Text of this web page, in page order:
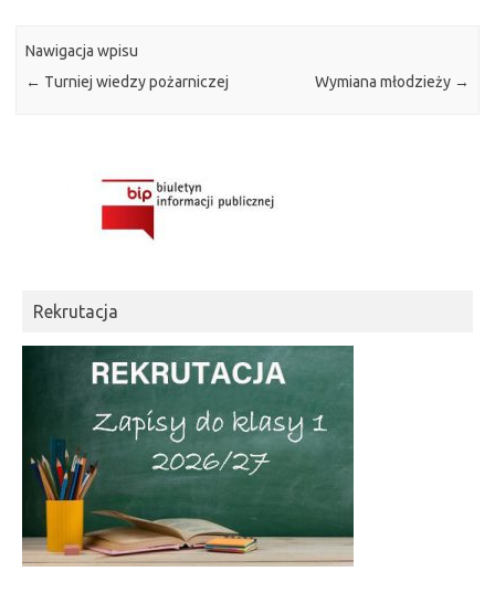
Nawigacja wpisu
← Turniej wiedzy pożarniczej Wymiana młodzieży →
Rekrutacja